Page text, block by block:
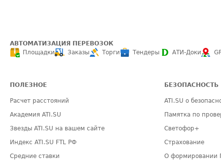
АВТОМАТИЗАЦИЯ ПЕРЕВОЗОК
Площадки
Заказы Торги Тендеры АТИ-Доки
ПОЛЕЗНОЕ
Расчет расстояний
Академия ATI.SU
Звезды ATI.SU на вашем сайте
Индекс ATI.SU FTL РФ
Средние ставки
БЕЗОПАСНОСТЬ
ATI.SU о
Памятка по
Светофор+
Страхование
О формировании